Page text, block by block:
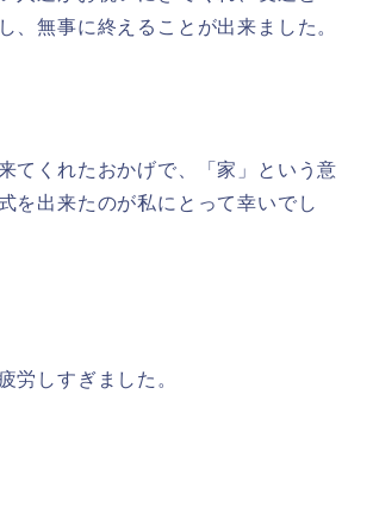
、無事に終えることが出来ました。
てくれたおかげで、「家」という意
を出来たのが私にとって幸いでし
労しすぎました。